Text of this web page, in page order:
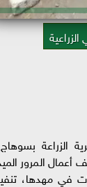
أعمال المرور
في مهدها،